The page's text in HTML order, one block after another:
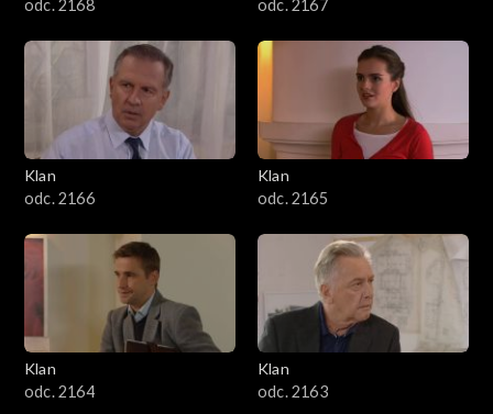
odc. 2168
odc. 2167
Klan
odc. 2166
Klan
odc. 2165
Klan
odc. 2164
Klan
odc. 2163